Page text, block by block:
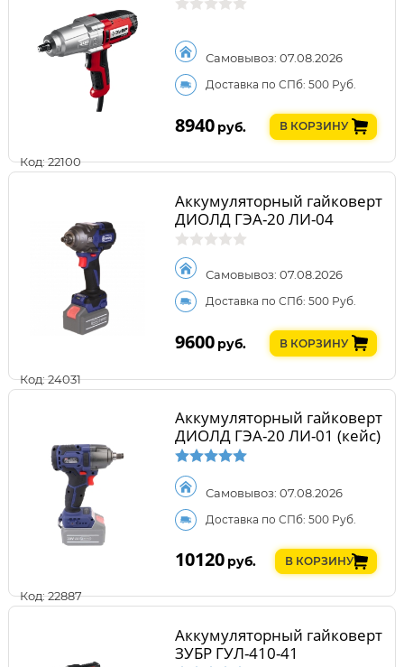
Код: 22100
Самовывоз: 07.08.2026
Доставка по СПб: 500 Руб.
8940 руб. В КОРЗИНУ
Код: 24031
Аккумуляторный гайковерт
ДИОЛД ГЭА-20 ЛИ-04
Самовывоз: 07.08.2026
Доставка по СПб: 500 Руб.
9600 руб. В КОРЗИНУ
Код: 22887
Аккумуляторный гайковерт
ДИОЛД ГЭА-20 ЛИ-01 (кейс)
Самовывоз: 07.08.2026
Доставка по СПб: 500 Руб.
10120 руб. В КОРЗИНУ
Аккумуляторный гайковерт
ЗУБР ГУЛ-410-41